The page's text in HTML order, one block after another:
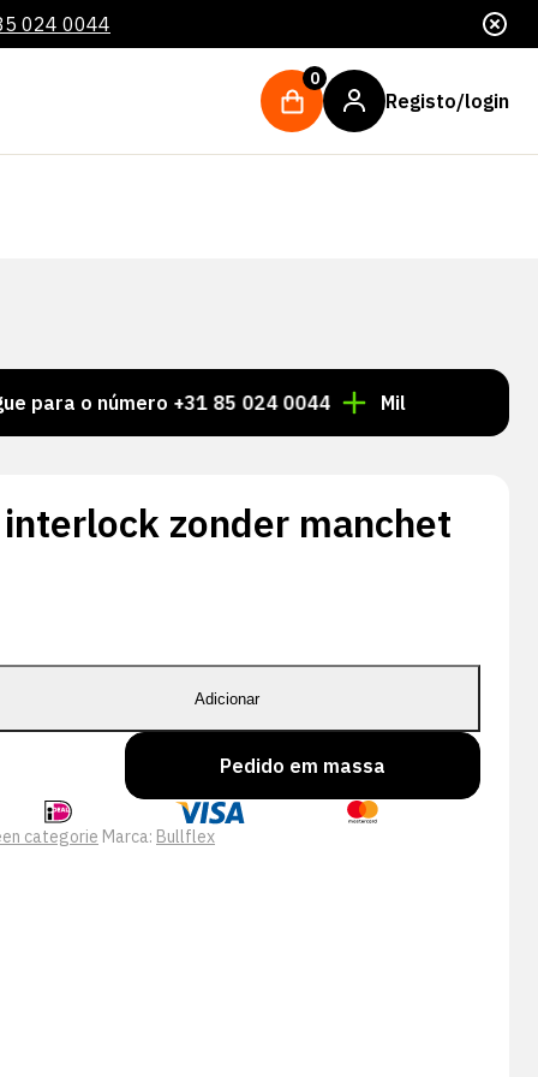
024 0044
0
Registo/login
número +31 85 024 0044 Milhares de artigos
zonder manchet
Adicionar
Pedido em massa
categorie Marca: Bullflex